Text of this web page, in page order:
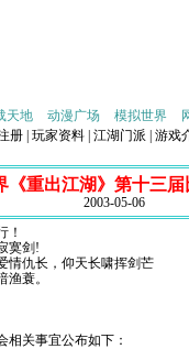
天地 动漫广场 模拟世界
册 玩家资料 江湖门派 游戏
《重出江湖》第十三
2003-05-06
寞剑!
情仇长，仰天长啸挥剑芒
蓑。
关事宜公布如下：